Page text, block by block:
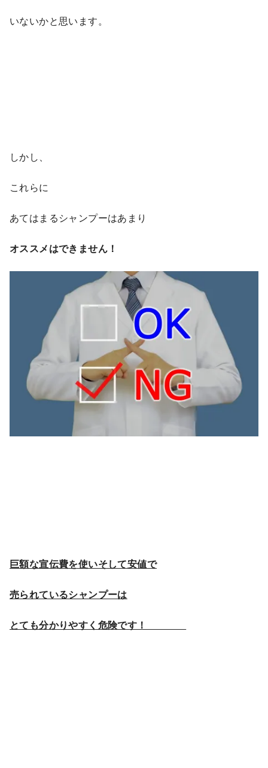
いないかと思います。
しかし、
これらに
あてはまるシャンプーはあまり
オススメはできません！
巨額な宣伝費を使いそして安値で
売られているシャンプーは
とても分かりやすく危険です！